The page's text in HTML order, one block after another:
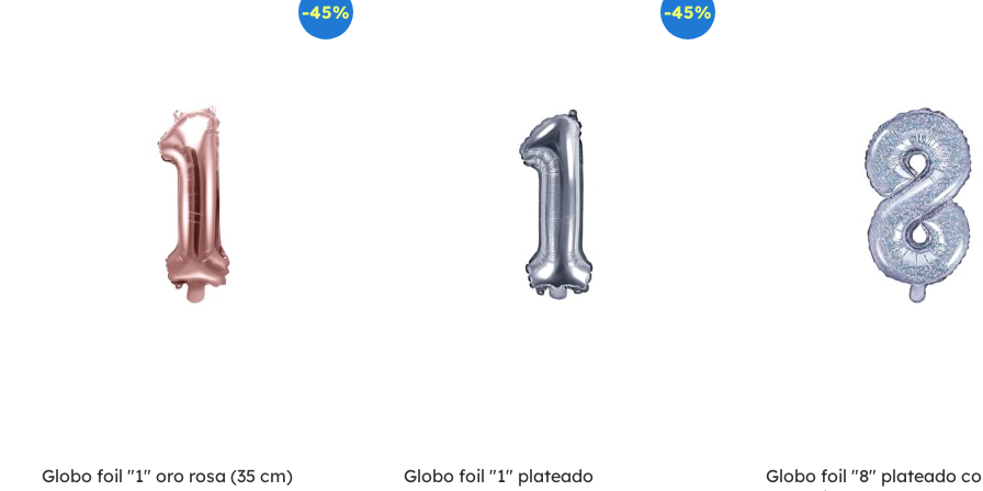
-45%
Globo foil "1" oro rosa (35 cm)
-45%
Globo foil "1" plateado
Globo foil "8" plateado